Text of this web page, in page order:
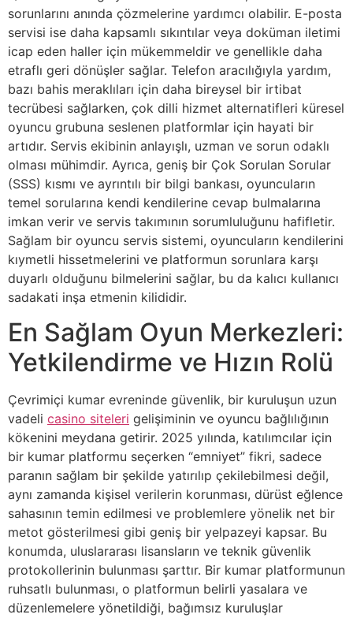
sorunlarını anında çözmelerine yardımcı olabilir. E-posta
servisi ise daha kapsamlı sıkıntılar veya doküman iletimi
icap eden haller için mükemmeldir ve genellikle daha
etraflı geri dönüşler sağlar. Telefon aracılığıyla yardım,
bazı bahis meraklıları için daha bireysel bir irtibat
tecrübesi sağlarken, çok dilli hizmet alternatifleri küresel
oyuncu grubuna seslenen platformlar için hayati bir
artıdır. Servis ekibinin anlayışlı, uzman ve sorun odaklı
olması mühimdir. Ayrıca, geniş bir Çok Sorulan Sorular
(SSS) kısmı ve ayrıntılı bir bilgi bankası, oyuncuların
temel sorularına kendi kendilerine cevap bulmalarına
imkan verir ve servis takımının sorumluluğunu hafifletir.
Sağlam bir oyuncu servis sistemi, oyuncuların kendilerini
kıymetli hissetmelerini ve platformun sorunlara karşı
duyarlı olduğunu bilmelerini sağlar, bu da kalıcı kullanıcı
sadakati inşa etmenin kilididir.
En Sağlam Oyun Merkezleri:
Yetkilendirme ve Hızın Rolü
Çevrimiçi kumar evreninde güvenlik, bir kuruluşun uzun
vadeli casino siteleri gelişiminin ve oyuncu bağlılığının
kökenini meydana getirir. 2025 yılında, katılımcılar için
bir kumar platformu seçerken “emniyet” fikri, sadece
paranın sağlam bir şekilde yatırılıp çekilebilmesi değil,
aynı zamanda kişisel verilerin korunması, dürüst eğlence
sahasının temin edilmesi ve problemlere yönelik net bir
metot gösterilmesi gibi geniş bir yelpazeyi kapsar. Bu
konumda, uluslararası lisansların ve teknik güvenlik
protokollerinin bulunması şarttır. Bir kumar platformunun
ruhsatlı bulunması, o platformun belirli yasalara ve
düzenlemelere yönetildiği, bağımsız kuruluşlar